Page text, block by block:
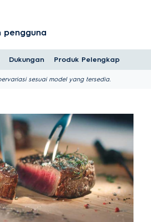
pengguna
Dukungan Produk Pelengkap
sesuai model yang tersedia.